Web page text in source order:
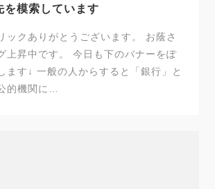
を模索しています
ックありがとうございます。 お蔭さ
上昇中です。 今日も下のバナーをぽ
ます↓ 一般の人からすると「銀行」と
的機関に…